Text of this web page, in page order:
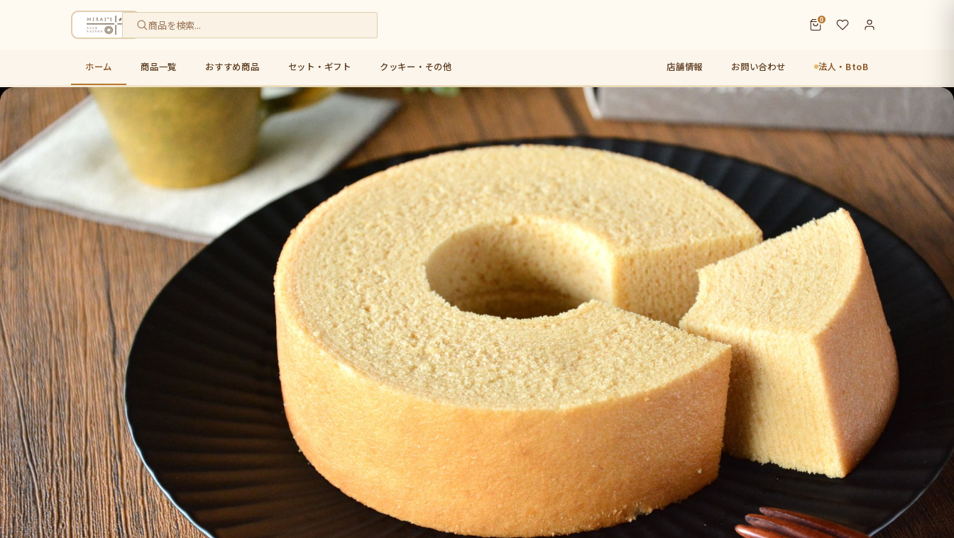
0
ホーム 商品一覧 おすすめ商品 セット・ギフト クッキー・その他 店舗情報 お問い合わせ 法人・BtoB
米粉バウムクーヘン通販・お取り寄せ｜九州産米粉使用の人気バウムクーヘン専門店【未来図】